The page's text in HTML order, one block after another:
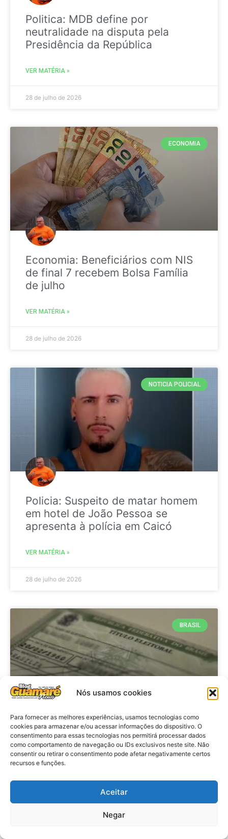
Nós usamos cookies
Para fornecer as melhores experiências, usamos tecnologias como
cookies para armazenar e/ou acessar informações do dispositivo. O
consentimento para essas tecnologias nos permitirá processar dados
como comportamento de navegação ou IDs exclusivos neste site. Não
consentir ou retirar o consentimento pode afetar negativamente certos
recursos e funções.
Aceitar
Negar
Politica: MDB define por
neutralidade na disputa pela
Presidência da República
VER MATÉRIA »
28 de julho de 2026
ECONOMIA
Economia: Beneficiários com NIS
de final 7 recebem Bolsa Família
de julho
VER MATÉRIA »
28 de julho de 2026
NOTICIA POLICIAL
Policia: Suspeito de matar homem
em hotel de João Pessoa se
apresenta à polícia em Caicó
VER MATÉRIA »
28 de julho de 2026
BRASIL
Brasil: Policia Federal investiga
753 casos de crimes eleitorais
antes das eleições